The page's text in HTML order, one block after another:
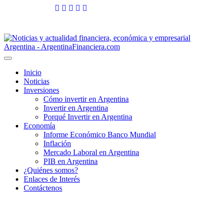
Toggle
navigation
Inicio
Noticias
Inversiones
Cómo invertir en Argentina
Invertir en Argentina
Porqué Invertir en Argentina
Economía
Informe Económico Banco Mundial
Inflación
Mercado Laboral en Argentina
PIB en Argentina
¿Quiénes somos?
Enlaces de Interés
Contáctenos